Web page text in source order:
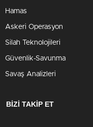
Hamas
Askeri Operasyon
Silah Teknolojileri
Güvenlik-Savunma
Savaş Analizleri
BİZİ TAKİP ET